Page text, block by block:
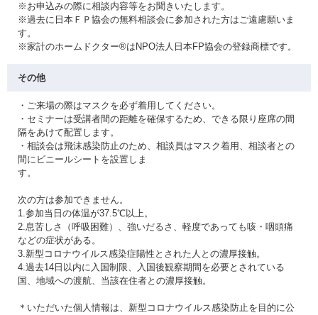
※お申込みの際に相談内容等をお聞きいたします。
※過去に日本ＦＰ協会の無料相談会に参加された方はご遠慮願いま
す。
※家計のホームドクター®はNPO法人日本FP協会の登録商標です。
その他
・ご来場の際はマスクを必ず着用してください。
・セミナーは受講者間の距離を確保するため、できる限り座席の間
隔をあけて配置します。
・相談会は飛沫感染防止のため、相談員はマスク着用、相談者との
間にビニールシートを設置しま
す。
次の方は参加できません。
1.参加当日の体温が37.5℃以上。
2.息苦しさ（呼吸困難）、強いだるさ、軽度であっても咳・咽頭痛
などの症状がある。
3.新型コロナウイルス感染症陽性とされた人との濃厚接触。
4.過去14日以内に入国制限、入国後観察期間を必要とされている
国、地域への渡航、当該在住者との濃厚接触。
＊いただいた個人情報は、新型コロナウイルス感染防止を目的に公